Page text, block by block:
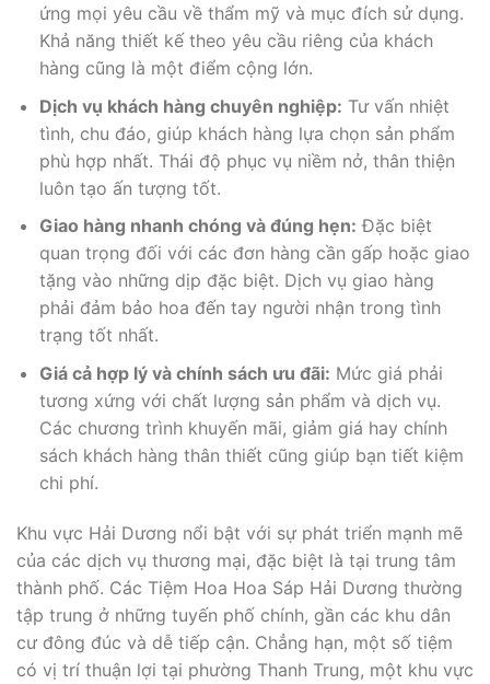
ứng mọi yêu cầu về thẩm mỹ và mục đích sử dụng.
Khả năng thiết kế theo yêu cầu riêng của khách
hàng cũng là một điểm cộng lớn.
Dịch vụ khách hàng chuyên nghiệp: Tư vấn nhiệt
tình, chu đáo, giúp khách hàng lựa chọn sản phẩm
phù hợp nhất. Thái độ phục vụ niềm nở, thân thiện
luôn tạo ấn tượng tốt.
Giao hàng nhanh chóng và đúng hẹn: Đặc biệt
quan trọng đối với các đơn hàng cần gấp hoặc giao
tặng vào những dịp đặc biệt. Dịch vụ giao hàng
phải đảm bảo hoa đến tay người nhận trong tình
trạng tốt nhất.
Giá cả hợp lý và chính sách ưu đãi: Mức giá phải
tương xứng với chất lượng sản phẩm và dịch vụ.
Các chương trình khuyến mãi, giảm giá hay chính
sách khách hàng thân thiết cũng giúp bạn tiết kiệm
chi phí.
Khu vực Hải Dương nổi bật với sự phát triển mạnh mẽ
của các dịch vụ thương mại, đặc biệt là tại trung tâm
thành phố. Các Tiệm Hoa Hoa Sáp Hải Dương thường
tập trung ở những tuyến phố chính, gần các khu dân
cư đông đúc và dễ tiếp cận. Chẳng hạn, một số tiệm
có vị trí thuận lợi tại phường Thanh Trung, một khu vực